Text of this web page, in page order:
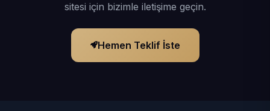
sitesi için bizimle iletişime geçin.
Hemen Teklif İste